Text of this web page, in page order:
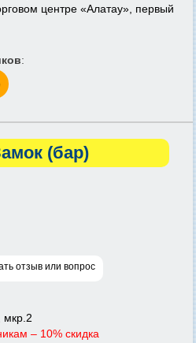
центре «Алатау», первый
:
(бар)
отзыв или вопрос
мкр.2
– 10% скидка